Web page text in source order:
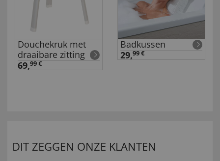
Douchekruk met
draaibare zitting
69,99 €
Badkussen
29,99 €
DIT ZEGGEN ONZE KLANTEN